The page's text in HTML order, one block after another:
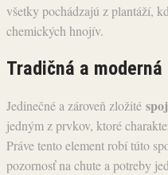
všetky pochádzajú z plantáží,
chemických hnojív.
Tradičná a moderná
Jedinečné a zároveň zložité
jedným z prvkov, ktoré
Práve tento element robí túto
pozornosť na chute a potreby